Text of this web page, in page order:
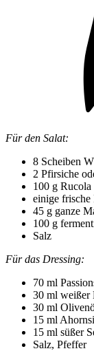
Für den Salat:
8 Scheiben
2 Pfirsiche
100 g Rucola
einige
45 g ganze
100 g
Salz
Für das Dressing:
70 ml
30 ml weißer
30 ml
15 ml
15 ml süßer
Salz, Pfeffer